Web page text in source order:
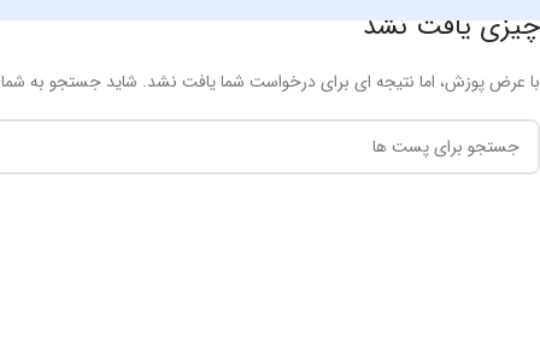
چیزی یافت نشد
با عرض پوزش، اما نتیجه ای برای درخواست شما یافت نشد. شاید جستجو به